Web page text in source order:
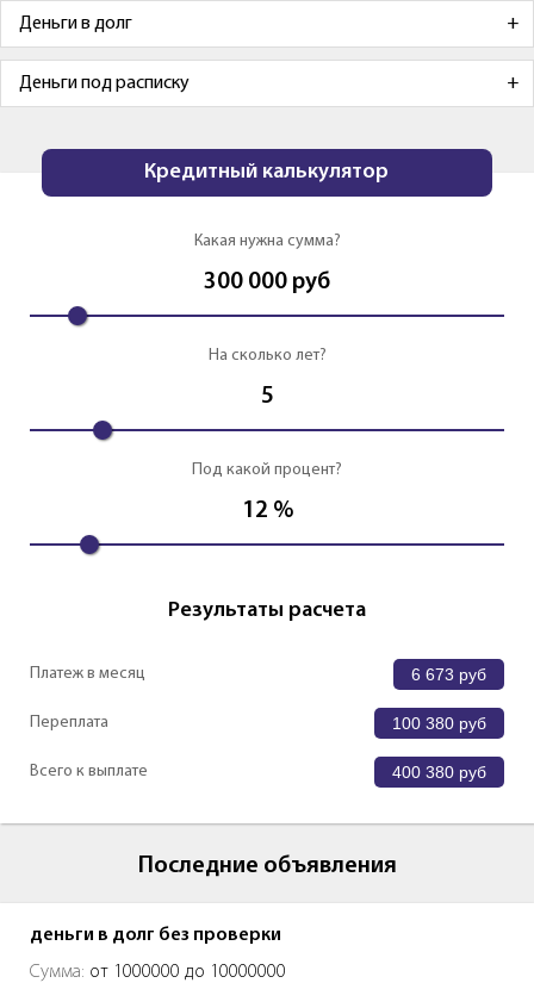
Деньги в долг
Деньги под расписку
Кредитный калькулятор
Какая нужна сумма?
300 000 руб
На сколько лет?
5
Под какой процент?
12 %
Результаты расчета
Платеж в месяц 6 673 руб
Переплата 100 380 руб
Всего к выплате 400 380 руб
Последние объявления
деньги в долг без проверки
Сумма: от 1000000 до 10000000